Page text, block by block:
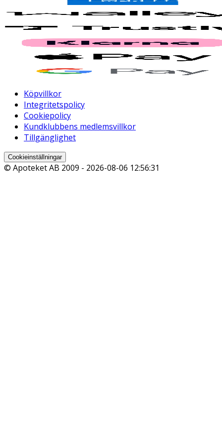
Köpvillkor
Integritetspolicy
Cookiepolicy
Kundklubbens medlemsvillkor
Tillgänglighet
Cookieinställningar
© Apoteket AB 2009 - 2026-08-06 12:56:31